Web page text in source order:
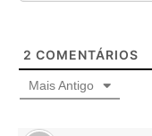
2 COMENTÁRIOS
Mais Antigo